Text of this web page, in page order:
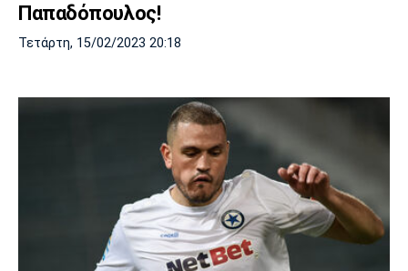
Παπαδόπουλος!
Τετάρτη, 15/02/2023 20:18